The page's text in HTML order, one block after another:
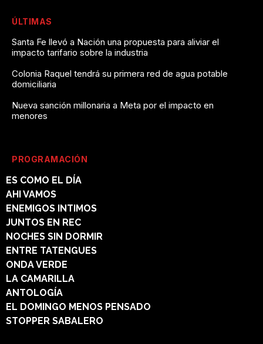
ÚLTIMAS
Santa Fe llevó a Nación una propuesta para aliviar el
impacto tarifario sobre la industria
Colonia Raquel tendrá su primera red de agua potable
domiciliaria
Nueva sanción millonaria a Meta por el impacto en
menores
PROGRAMACIÓN
ES COMO EL DÍA
AHI VAMOS
ENEMIGOS INTIMOS
JUNTOS EN REC
NOCHES SIN DORMIR
ENTRE TATENGUES
ONDA VERDE
LA CAMARILLA
ANTOLOGÍA
EL DOMINGO MENOS PENSADO
STOPPER SABALERO